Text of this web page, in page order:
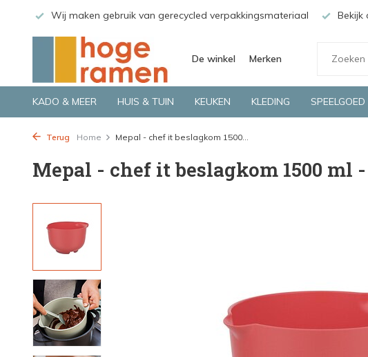
Wij maken gebruik van gerecycled verpakkingsmateriaal Bekijk
De winkel Merken
KADO & MEER HUIS & TUIN KEUKEN KLEDING SPEELGOED
Terug Home Mepal - chef it beslagkom 1500...
Mepal - chef it beslagkom 1500 ml